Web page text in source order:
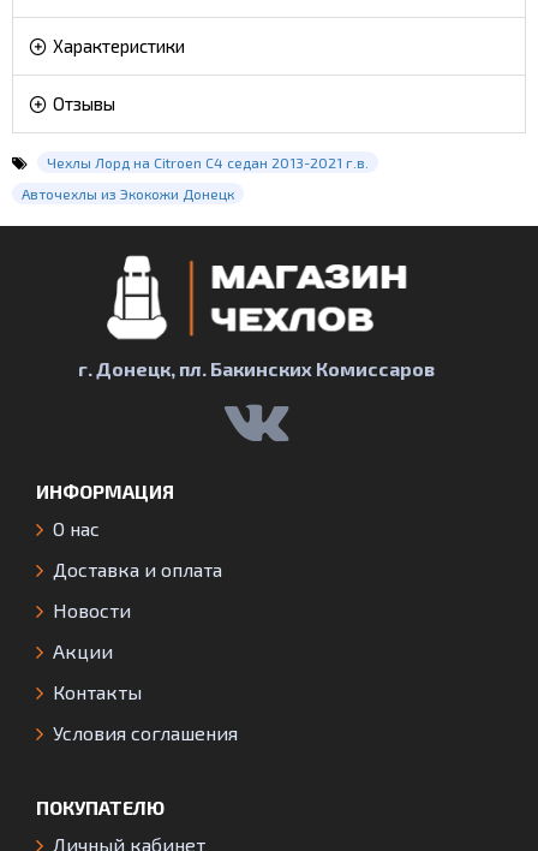
Характеристики
Отзывы
Чехлы Лорд на Citroen C4 седан 2013-2021 г.в.
Авточехлы из Экокожи Донецк
г. Донецк, пл. Бакинских Комиссаров
ИНФОРМАЦИЯ
О нас
Доставка и оплата
Новости
Акции
Контакты
Условия соглашения
ПОКУПАТЕЛЮ
Личный кабинет